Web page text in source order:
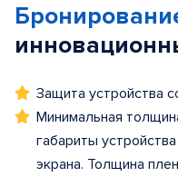
Защита устройства
Минимальная
габариты
экрана. Толщина